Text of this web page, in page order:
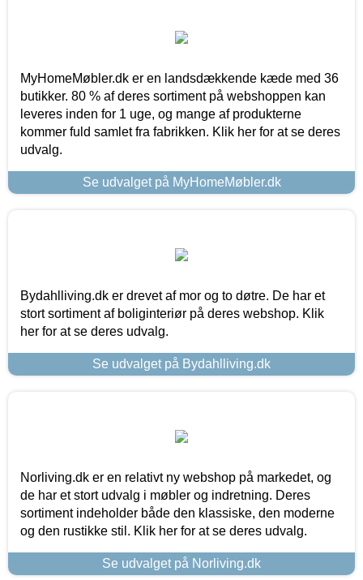
MyHomeMøbler.dk er en landsdækkende kæde med 36
butikker. 80 % af deres sortiment på webshoppen kan
leveres inden for 1 uge, og mange af produkterne
kommer fuld samlet fra fabrikken. Klik her for at se deres
udvalg.
Se udvalget på MyHomeMøbler.dk
Bydahlliving.dk er drevet af mor og to døtre. De har et
stort sortiment af boliginteriør på deres webshop. Klik
her for at se deres udvalg.
Se udvalget på Bydahlliving.dk
Norliving.dk er en relativt ny webshop på markedet, og
de har et stort udvalg i møbler og indretning. Deres
sortiment indeholder både den klassiske, den moderne
og den rustikke stil. Klik her for at se deres udvalg.
Se udvalget på Norliving.dk